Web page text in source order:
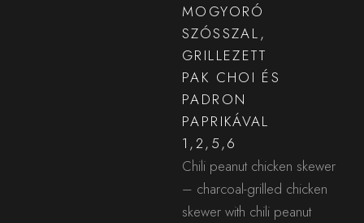
MOGYORÓ
SZÓSSZAL,
GRILLEZETT
PAK CHOI ÉS
PADRON
PAPRIKÁVAL
1,2,5,6
Chili peanut chicken skewer
– charcoal-grilled chicken
skewer with chili peanut